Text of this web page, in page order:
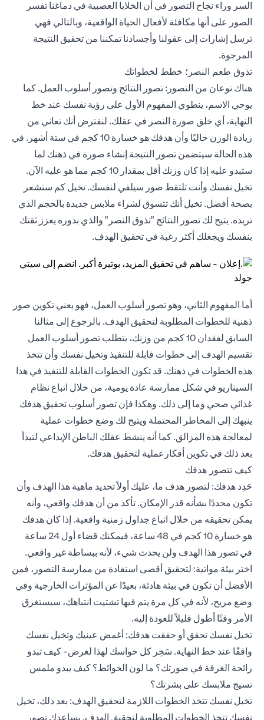
السر وراء نجاح التصور في أن الخلايا العصبية في دماغنا تفسر
الصور على أنها مكافئة لأفعال الحياة الواقعية، وبالتالي فهي
ترسل إشارات إلى عقولنا وأجسادنا تمكننا من تحقيق النتيجة
المرجوة.
تذوق طعم النصر؛ خطط لخطواتك
هناك نوعان من التصور: تصور النتائج وتصور أسلوب العمل. كما
يوحي الاسم، ينطوي المفهوم الأول على رؤية نفسك عند خط
النهاية، أي خلق صورة النصر في عقلك. لنفترض أنك تعاني من
زيادة الوزن حاليًا وأن هدفك هو خسارة 10 كجم في ستة أشهر. في
هذه الحالة سيتضمن تصور النتيجة إنشاء صورة في ذهنك لما
ستبدو عليه إذا كان وزنك أقل بمقدار 10 كجم مما هو عليه الآن.
تخيل نفسك وأنت تلتقط صور سيلفي لنفسك. تخيل كم ستشعر
بصحة أفضل. تخيل أنك تتسوق لشراء ملابس جديدة بالحجم الذي
تريده. يتيح لك تصور النتائج "تذوق النصر" والذي بدوره يعزز ثقتك
بنفسك ويجعلك أكثر رغبة في تحقيق الهدف.
أما المفهوم الثاني، وهو تصور أسلوب العمل، فهو يعني تكوين صور
ذهنية للخطوات المطلوبة لتحقيق الهدف. بالرجوع إلى مثالنا
السابق لفقدان 10 كجم من وزنك، يتطلب تصور أسلوب العمل
تقسيم الهدف إلى خطوات قابلة للتنفيذ وتخيل نفسك وأن تتخذ
هذه الخطوات في ذهنك. قد تكون الخطوات القابلة للتنفيذ في هذا
السيناريو في شكل ممارسة عادة يومية، من خلال اتباع نظام
غذائي صحي وما إلى ذلك. وهكذا فإن تصور أسلوب تحقيق هدفك
ينبهك إلى المخاطر المحتملة ويتيح لك وضع خطوات عملية
لمعالجة هذه المزالق. كما أنه ينشط عقلك الباطن الإبداعي لتبدأ
بعد ذلك في تكوين أفكارعملية لتحقيق هدفك.
كيف تتصور هدفك
حَدِد هدفك: لتصور هدف ما، عليك أولاً تحديد ماهية هذا الهدف وأن
تكون محددًا بشأنه قدر الإمكان. تأكد من أن هدفك واقعي، وأنه
يمكن تحقيقه من خلال اتباع جداول زمنية واقعية. إذا كان هدفك
هو خسارة 10 كجم في 48 ساعة، فيمكنك قضاء أول 24 ساعة
في تصور هذا الهدف ولن يحدث شيء، لأنه ببساطة غير واقعي.
اختر بيئة مواتية: لتحقيق أقصى استفادة من ممارسة التصور، فمن
الأفضل أن تكون في بيئة هادئة، بعيدًا عن المؤثرات الخارجية وفي
وضع مريح، لأنه في كل مرة يتم فيها تشتيت انتباهك، سيستغرق
الأمر وقتًا أطول قليلاً للعودة إليه.
تخيل نفسك تحقق أو حققت هدفك: أغمض عينيك وتخيل نفسك
واقفًا عند خط النهاية. سَخِر كل حواسك لهذا لغرض- كيف تبدو
رائحة الغرفة في صورتك؟ ما لون الحوائط؟ كيف يبدو ملمس
نسيج ملابسك على بشرتك؟
تخيل نفسك تتخذ الخطوات اللازمة لتحقيق الهدف: بعد ذلك، تخيل
نفسك تتخذ الخطوات المطلوبة لتحقيق الهدف. يساعدك تصور